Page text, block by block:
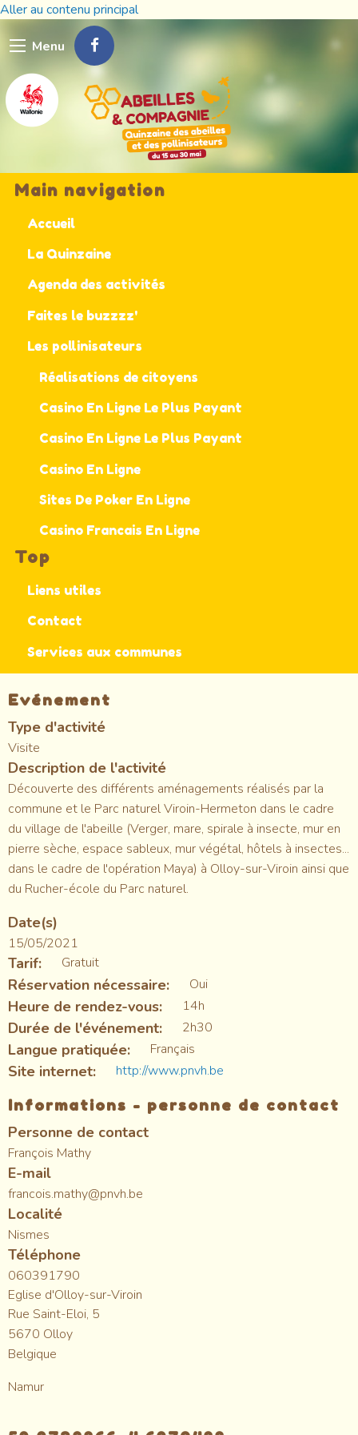
Aller au contenu principal
Menu
Main navigation
Accueil
La Quinzaine
Agenda des activités
Faites le buzzzz'
Les pollinisateurs
Réalisations de citoyens
Casino En Ligne Le Plus Payant
Casino En Ligne Le Plus Payant
Casino En Ligne
Sites De Poker En Ligne
Casino Francais En Ligne
Top
Liens utiles
Contact
Services aux communes
Evénement
Type d'activité
Visite
Description de l'activité
Découverte des différents aménagements réalisés par la
commune et le Parc naturel Viroin-Hermeton dans le cadre
du village de l'abeille (Verger, mare, spirale à insecte, mur en
pierre sèche, espace sableux, mur végétal, hôtels à insectes...
dans le cadre de l'opération Maya) à Olloy-sur-Viroin ainsi que
du Rucher-école du Parc naturel.
Date(s)
15/05/2021
Tarif Gratuit
Réservation nécessaire Oui
Heure de rendez-vous 14h
Durée de l'événement 2h30
Langue pratiquée Français
Site internet http://www.pnvh.be
Informations - personne de contact
Personne de contact
François Mathy
E-mail
francois.mathy@pnvh.be
Localité
Nismes
Téléphone
060391790
Eglise d'Olloy-sur-Viroin
Rue Saint-Eloi, 5
5670 Olloy
Belgique
Namur